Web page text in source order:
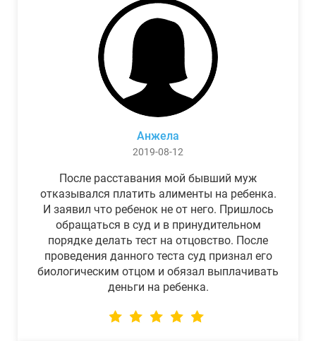
Анжела
2019-08-12
После расставания мой бывший муж
отказывался платить алименты на ребенка.
И заявил что ребенок не от него. Пришлось
обращаться в суд и в принудительном
порядке делать тест на отцовство. После
проведения данного теста суд признал его
биологическим отцом и обязал выплачивать
деньги на ребенка.